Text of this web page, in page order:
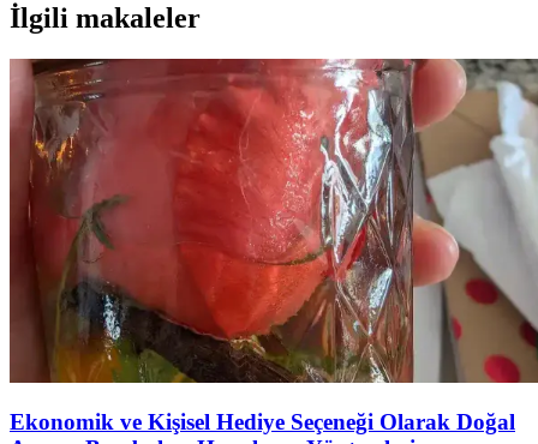
İlgili makaleler
Ekonomik ve Kişisel Hediye Seçeneği Olarak Doğal